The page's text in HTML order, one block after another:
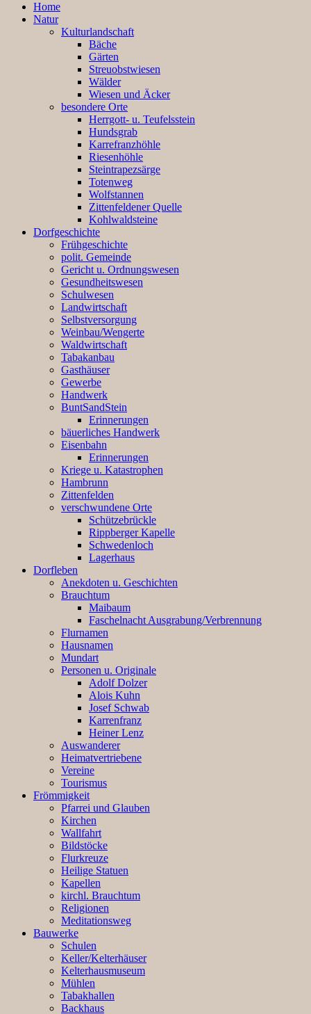
Home
Natur
Kulturlandschaft
Bäche
Gärten
Streuobstwiesen
Wälder
Wiesen und Äcker
besondere Orte
Herrgott- u. Teufelsstein
Hundsgrab
Karrefranzhöhle
Riesenhöhle
Steintrapezsärge
Totenweg
Wolfstannen
Zittenfeldener Quelle
Kohlwaldsteine
Dorfgeschichte
Frühgeschichte
polit. Gemeinde
Gericht u. Ordnungswesen
Gesundheitswesen
Schulwesen
Landwirtschaft
Selbstversorgung
Weinbau/Wengerte
Waldwirtschaft
Tabakanbau
Gasthäuser
Gewerbe
Handwerk
BuntSandStein
Erinnerungen
bäuerliches Handwerk
Eisenbahn
Erinnerungen
Kriege u. Katastrophen
Hambrunn
Zittenfelden
verschwundene Orte
Schützebrückle
Rippberger Kapelle
Schwedenloch
Lagerhaus
Dorfleben
Anekdoten u. Geschichten
Brauchtum
Maibaum
Faschelnacht Ausgrabung/Verbrennung
Flurnamen
Hausnamen
Mundart
Personen u. Originale
Adolf Dolzer
Alois Kuhn
Josef Schwab
Karrenfranz
Heiner Lenz
Auswanderer
Heimatvertriebene
Vereine
Tourismus
Frömmigkeit
Pfarrei und Glauben
Kirchen
Wallfahrt
Bildstöcke
Flurkreuze
Heilige Statuen
Kapellen
kirchl. Brauchtum
Religionen
Meditationsweg
Bauwerke
Schulen
Keller/Kelterhäuser
Kelterhausmuseum
Mühlen
Tabakhallen
Backhaus